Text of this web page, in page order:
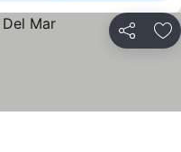
Compartir